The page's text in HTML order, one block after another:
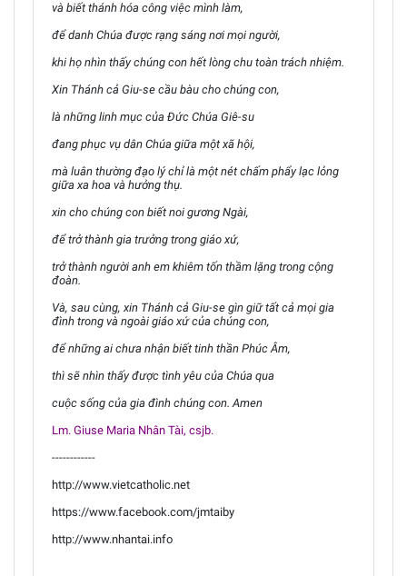
và biết thánh hóa công việc mình làm,
để danh Chúa được rạng sáng nơi mọi người,
khi họ nhìn thấy chúng con hết lòng chu toàn trách nhiệm.
Xin Thánh cả Giu-se cầu bàu cho chúng con,
là những linh mục của Đức Chúa Giê-su
đang phục vụ dân Chúa giữa một xã hội,
mà luân thường đạo lý chỉ là một nét chấm phẩy lạc lỏng
giữa xa hoa và hưởng thụ.
xin cho chúng con biết noi gương Ngài,
để trở thành gia trưởng trong giáo xứ,
trở thành người anh em khiêm tốn thầm lặng trong cộng
đoàn.
Và, sau cùng, xin Thánh cả Giu-se gìn giữ tất cả mọi gia
đình trong và ngoài giáo xứ của chúng con,
để những ai chưa nhận biết tinh thần Phúc Âm,
thì sẽ nhìn thấy được tình yêu của Chúa qua
cuộc sống của gia đình chúng con. Amen
Lm. Giuse Maria Nhân Tài, csjb.
------------
http://www.vietcatholic.net
https://www.facebook.com/jmtaiby
http://www.nhantai.info